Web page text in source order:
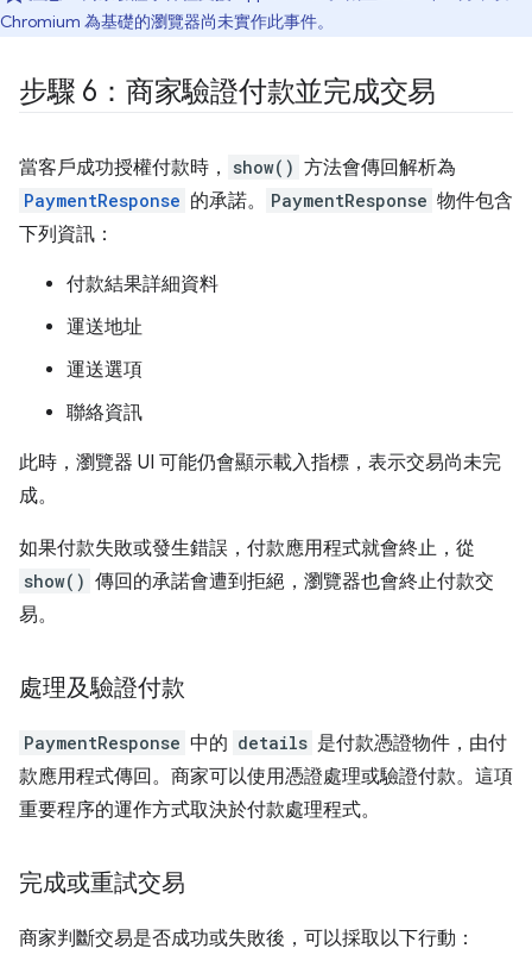
Chromium 為基礎的瀏覽器尚未實作此事件。
步驟 6：商家驗證付款並完成交易
當客戶成功授權付款時， show() 方法會傳回解析為
PaymentResponse 的承諾。 PaymentResponse 物件包含
下列資訊：
付款結果詳細資料
運送地址
運送選項
聯絡資訊
此時，瀏覽器 UI 可能仍會顯示載入指標，表示交易尚未完
成。
如果付款失敗或發生錯誤，付款應用程式就會終止，從
show() 傳回的承諾會遭到拒絕，瀏覽器也會終止付款交
易。
處理及驗證付款
PaymentResponse 中的 details 是付款憑證物件，由付
款應用程式傳回。商家可以使用憑證處理或驗證付款。這項
重要程序的運作方式取決於付款處理程式。
完成或重試交易
商家判斷交易是否成功或失敗後，可以採取以下行動：